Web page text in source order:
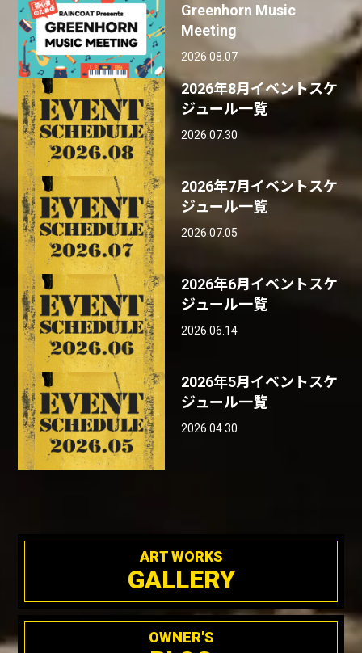
Greenhorn Music
Meeting
2026.08.07
2026年8月イベントスケ
ジュール一覧
2026.07.30
2026年7月イベントスケ
ジュール一覧
2026.07.05
2026年6月イベントスケ
ジュール一覧
2026.06.14
2026年5月イベントスケ
ジュール一覧
2026.04.30
ART WORKS
GALLERY
OWNER'S